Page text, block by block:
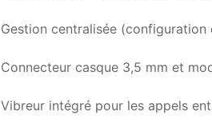
Gestion centralisée (configuration
Connecteur casque 3,5 mm et
Vibreur intégré pour les appels